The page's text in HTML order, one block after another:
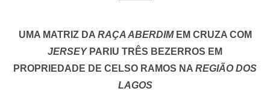
UMA MATRIZ DA RAÇA ABERDIMEM CRUZA COM
JERSEY PARIU TRÊS BEZERROS EM
PROPRIEDADE DE CELSO RAMOS NA REGIÃO DOS
LAGOS